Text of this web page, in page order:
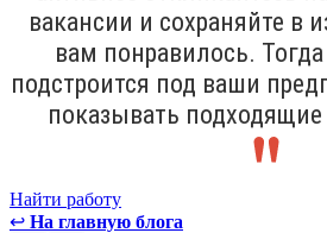
вакансии и сохраняйте в
вам понравилось.
подстроится под ваши
показывать
Найти работу
↩ На главную блога